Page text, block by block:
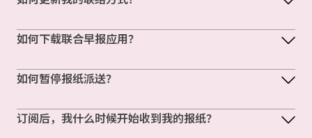
如何下载联合早报应用？
如何暂停报纸派送？
订阅后，我什么时候开始收到我的报纸？